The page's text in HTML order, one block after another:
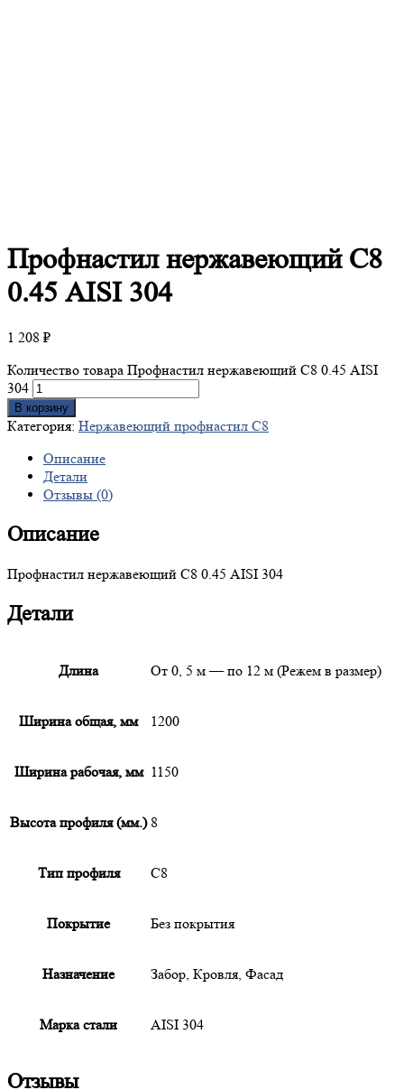
Профнастилнержавеющий С8
0.45 AISI 304
1 208 ₽
Количество товара Профнастил нержавеющий С8 0.45 AISI
304
В корзину
Категория: Нержавеющий профнастил С8
Описание
Детали
Отзывы (0)
Описание
Профнастил нержавеющий С8 0.45 AISI 304
Детали
Длина От 0, 5 м — по 12 м (Режем в размер)
Ширина общая, мм 1200
Ширина рабочая, мм 1150
Высота профиля (мм.) 8
Тип профиля С8
Покрытие Без покрытия
Назначение Забор, Кровля, Фасад
Марка стали AISI 304
Отзывы